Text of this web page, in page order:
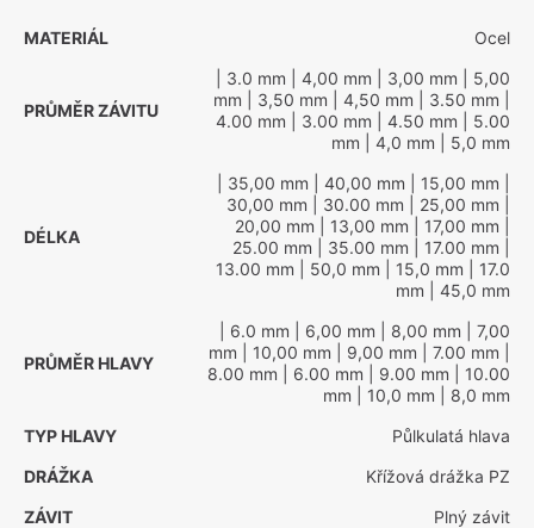
MATERIÁL Ocel
PRŮMĚR ZÁVITU
| 3.0 mm | 4,00 mm | 3,00 mm | 5,00
mm | 3,50 mm | 4,50 mm | 3.50 mm
4.00 mm | 3.00 mm | 4.50 mm | 5.00
mm | 4,0 mm | 5,0 mm
DÉLKA
| 35,00 mm | 40,00 mm | 15,00 mm
30,00 mm | 30.00 mm | 25,00 mm
20,00 mm | 13,00 mm | 17,00 mm
25.00 mm | 35.00 mm | 17.00 mm
13.00 mm | 50,0 mm | 15,0 mm | 17.0
mm | 45,0 mm
PRŮMĚR HLAVY
| 6.0 mm | 6,00 mm | 8,00 mm | 7,00
mm | 10,00 mm | 9,00 mm | 7.00 mm
8.00 mm | 6.00 mm | 9.00 mm | 10.00
mm | 10,0 mm | 8,0 mm
TYP HLAVY
Půlkulatá hlava
DRÁŽKA
Křížová drážka PZ
ZÁVIT
Plný závit